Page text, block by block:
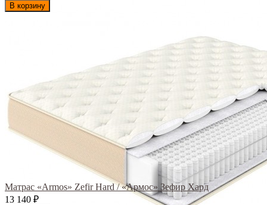
В корзину
Матрас «Armos» Zefir Hard / «Армос» Зефир Хард
13 140 ₽